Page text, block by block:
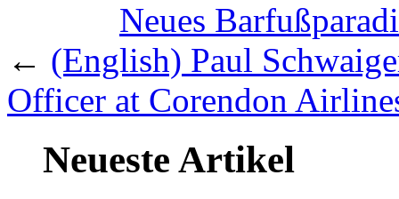
Neues
← (English) Paul
Officer at Corendon
Neueste Artikel